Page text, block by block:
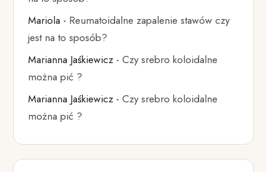
Mariola - Reumatoidalne zapalenie stawów czy
jest na to sposób?
Marianna Jaśkiewicz -Czy srebro koloidalne
można pić ?
Marianna Jaśkiewicz -Czy srebro koloidalne
można pić ?